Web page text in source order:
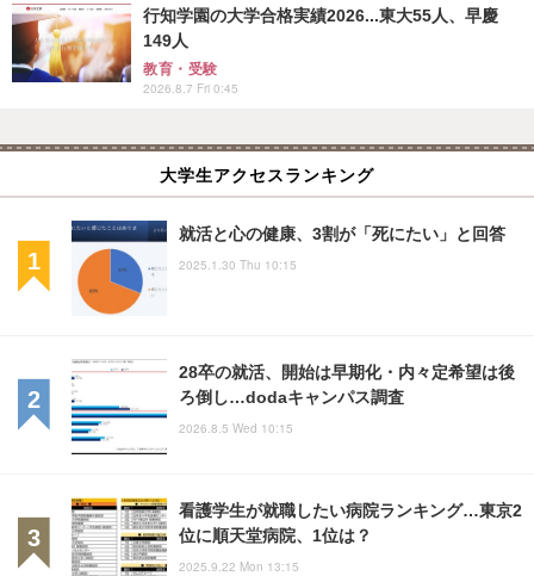
行知学園の大学合格実績2026...東大55人、早慶
149人
教育・受験
2026.8.7 Fri 0:45
大学生アクセスランキング
就活と心の健康、3割が「死にたい」と回答
2025.1.30 Thu 10:15
28卒の就活、開始は早期化・内々定希望は後
ろ倒し…dodaキャンパス調査
2026.8.5 Wed 10:15
看護学生が就職したい病院ランキング…東京2
位に順天堂病院、1位は？
2025.9.22 Mon 13:15